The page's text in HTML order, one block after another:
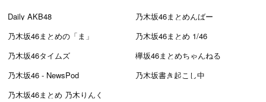
Daily AKB48
乃木坂46まとめんばー
乃木坂46まとめの「ま」
乃木坂46まとめ 1/46
乃木坂46タイムズ
欅坂46まとめちゃんねる
乃木坂46 - NewsPod
乃木坂書き起こし中
乃木坂46まとめ 乃木りんく